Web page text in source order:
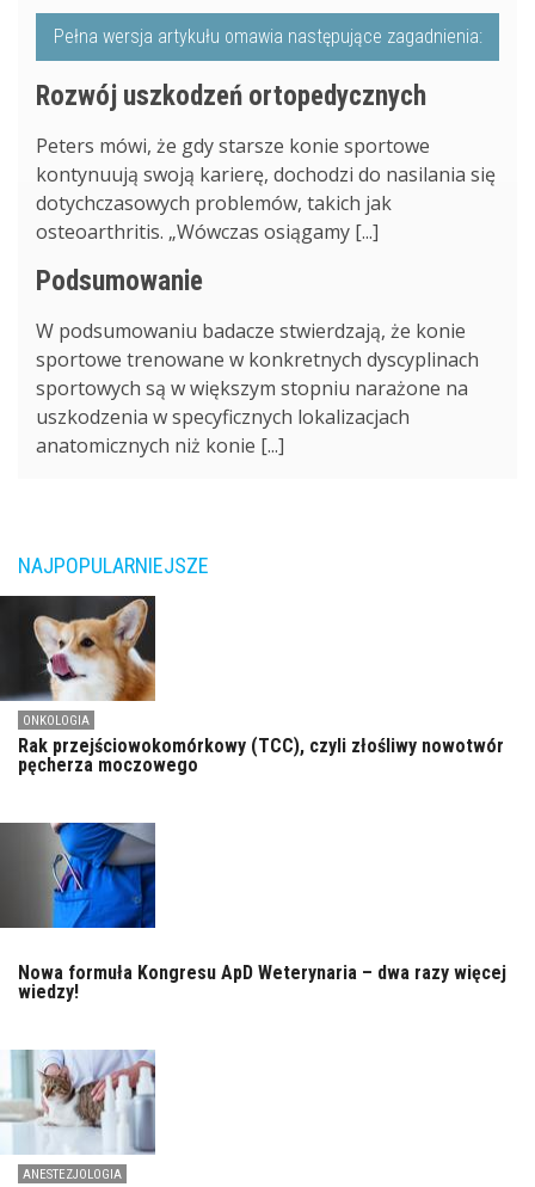
Pełna wersja artykułu omawia następujące zagadnienia:
Rozwój uszkodzeń ortopedycznych
Peters mówi, że gdy starsze konie sportowe
kontynuują swoją karierę, dochodzi do nasilania się
dotychczasowych problemów, takich jak
osteoarthritis. „Wówczas osiągamy [...]
Podsumowanie
W podsumowaniu badacze stwierdzają, że konie
sportowe trenowane w konkretnych dyscyplinach
sportowych są w większym stopniu narażone na
uszkodzenia w specyficznych lokalizacjach
anatomicznych niż konie [...]
NAJPOPULARNIEJSZE
ONKOLOGIA
Rak przejściowokomórkowy (TCC), czyli złośliwy nowotwór
pęcherza moczowego
Nowa formuła Kongresu ApD Weterynaria – dwa razy więcej
wiedzy!
ANESTEZJOLOGIA